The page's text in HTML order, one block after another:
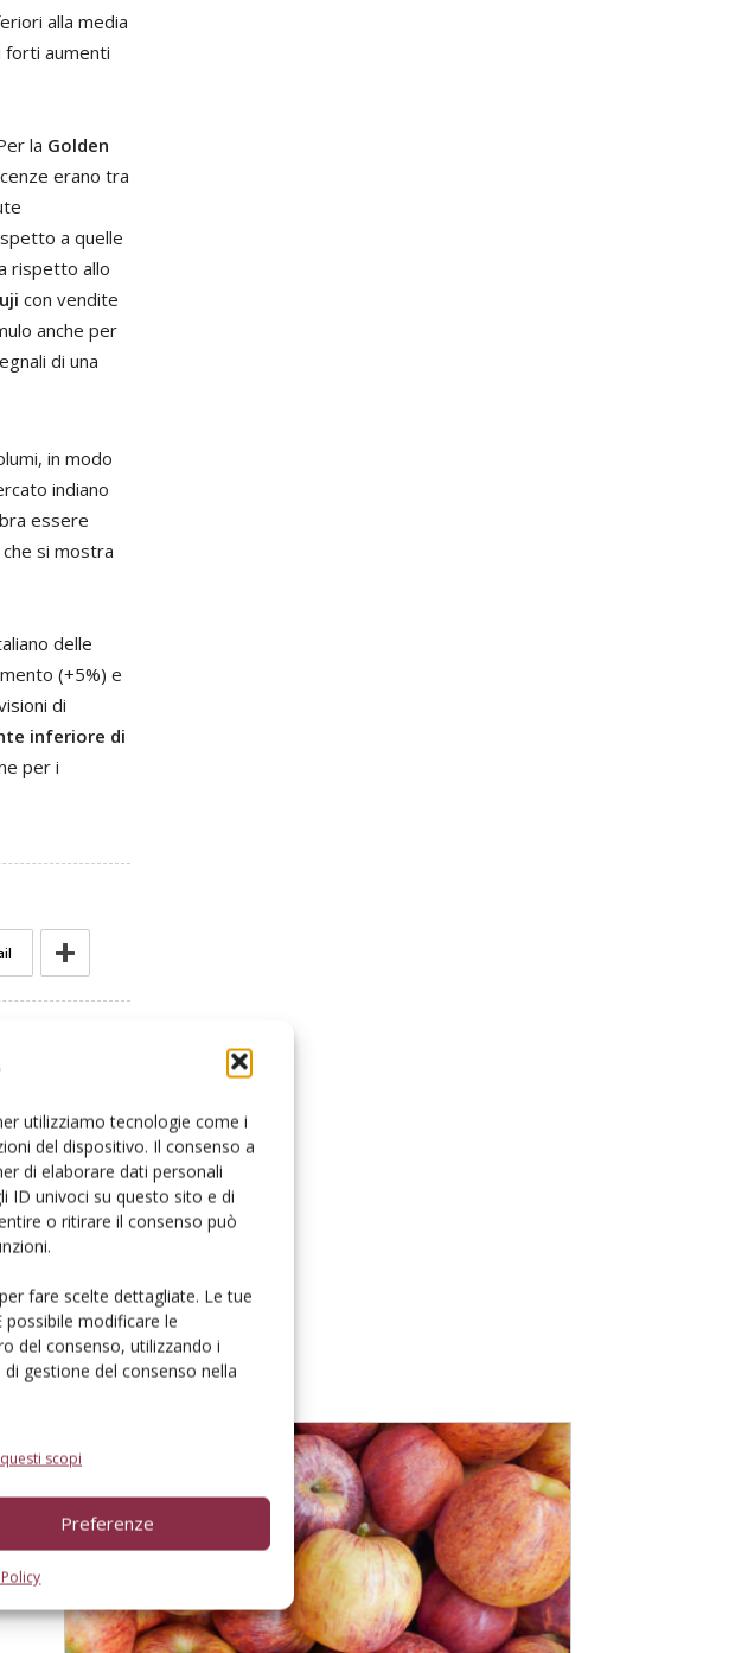
utilizziamo tecnologie come i
del dispositivo. Il consenso a
di elaborare dati personali
ID univoci su questo sito e di
o ritirare il consenso può
fare scelte dettagliate. Le tue
modificare le
del consenso, utilizzando i
gestione del consenso nella
scopi
Preferenze
alla media
forti aumenti
la Golden
erano tra
a quelle
rispetto allo
con vendite
anche per
di una
in modo
indiano
essere
si mostra
delle
(+5%) e
di
inferiore di
per i